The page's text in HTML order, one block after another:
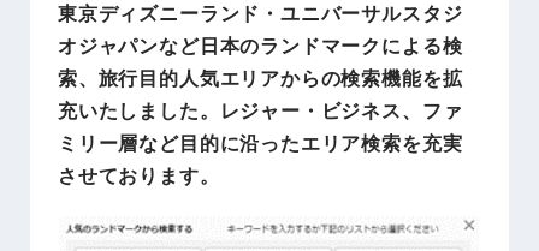
東京ディズニーランド・ユニバーサルスタジ
オジャパンなど日本のランドマークによる検
索、旅行目的人気エリアからの検索機能を拡
充いたしました。レジャー・ビジネス、ファ
ミリー層など目的に沿ったエリア検索を充実
させております。